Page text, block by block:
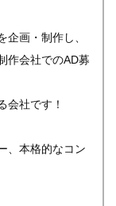
画・制作し、
作会社でのAD募
会社です！
、本格的なコン